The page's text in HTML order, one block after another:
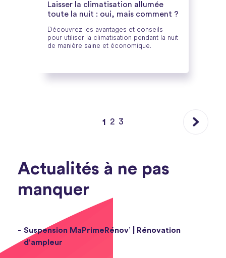
Laisser la climatisation allumée
toute la nuit : oui, mais comment ?
Découvrez les avantages et conseils
pour utiliser la climatisation pendant la nuit
de manière saine et économique.
1 2 3
Actualités à ne pas
manquer
Suspension MaPrimeRénov’ | Rénovation
d'ampleur